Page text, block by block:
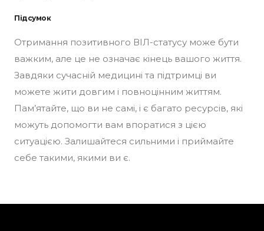
Підсумок
Отримання позитивного ВІЛ-статусу може бути
важким, але це не означає кінець вашого життя.
Завдяки сучасній медицині та підтримці ви
можете жити довгим і повноцінним життям.
Пам’ятайте, що ви не самі, і є багато ресурсів, які
можуть допомогти вам впоратися з цією
ситуацією. Залишайтеся сильними і приймайте
себе такими, якими ви є.